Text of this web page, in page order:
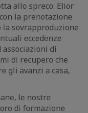
allo spreco: Elior
la prenotazione
sovrapproduzione
eccedenze
di
di recupero che
gli avanzi a casa,
le nostre
di formazione